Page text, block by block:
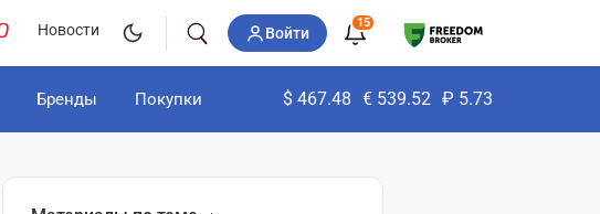
Новости Войти
15
Бренды Покупки $ 467.48 € 539.52 ₽ 5.73